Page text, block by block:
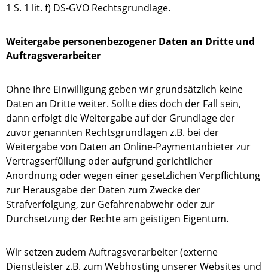
1 S. 1 lit. f) DS-GVO Rechtsgrundlage.
Weitergabe personenbezogener Daten an Dritte und
Auftragsverarbeiter
Ohne Ihre Einwilligung geben wir grundsätzlich keine
Daten an Dritte weiter. Sollte dies doch der Fall sein,
dann erfolgt die Weitergabe auf der Grundlage der
zuvor genannten Rechtsgrundlagen z.B. bei der
Weitergabe von Daten an Online-Paymentanbieter zur
Vertragserfüllung oder aufgrund gerichtlicher
Anordnung oder wegen einer gesetzlichen Verpflichtung
zur Herausgabe der Daten zum Zwecke der
Strafverfolgung, zur Gefahrenabwehr oder zur
Durchsetzung der Rechte am geistigen Eigentum.
Wir setzen zudem Auftragsverarbeiter (externe
Dienstleister z.B. zum Webhosting unserer Websites und